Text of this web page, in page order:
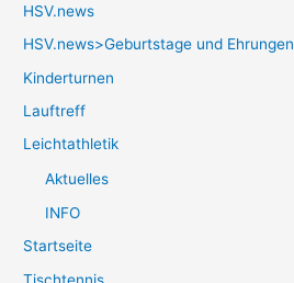
HSV.news
HSV.news>Geburtstage und Ehrungen
Kinderturnen
Lauftreff
Leichtathletik
Aktuelles
INFO
Startseite
Tischtennis